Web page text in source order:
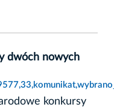
dwóch nowych
konkursy